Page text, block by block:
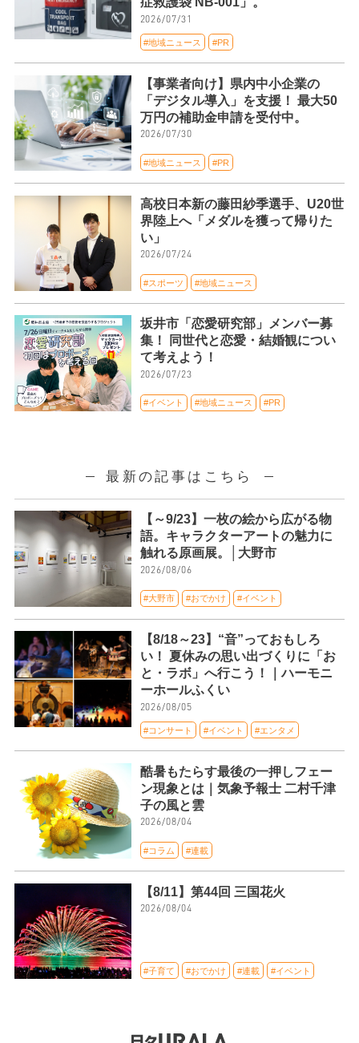
2026/07/31
#地域ニュース #PR
【事業者向け】県内中小企業の
「デジタル導入」を支援！ 最大50
万円の補助金申請を受付中。
2026/07/30
#地域ニュース #PR
高校日本新の藤田紗季選手、U20世
界陸上へ「メダルを獲って帰りた
い」
2026/07/24
#スポーツ #地域ニュース
坂井市「恋愛研究部」メンバー募
集！ 同世代と恋愛・結婚観につい
て考えよう！
2026/07/23
#イベント #地域ニュース #PR
最新の記事はこちら
【～9/23】一枚の絵から広がる物
語。キャラクターアートの魅力に
触れる原画展。│大野市
2026/08/06
#大野市 #おでかけ #イベント
【8/18～23】“音”っておもしろ
い！ 夏休みの思い出づくりに「お
と・ラボ」へ行こう！｜ハーモニ
ーホールふくい
2026/08/05
#コンサート #イベント #エンタメ
酷暑もたらす最後の一押しフェー
ン現象とは｜気象予報士 二村千津
子の風と雲
2026/08/04
#コラム #連載
【8/11】第44回 三国花火
2026/08/04
#子育て #おでかけ #連載 #イベント